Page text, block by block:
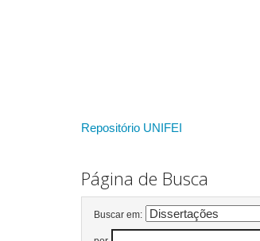
Repositório UNIFEI
Página de Busca
Buscar em: